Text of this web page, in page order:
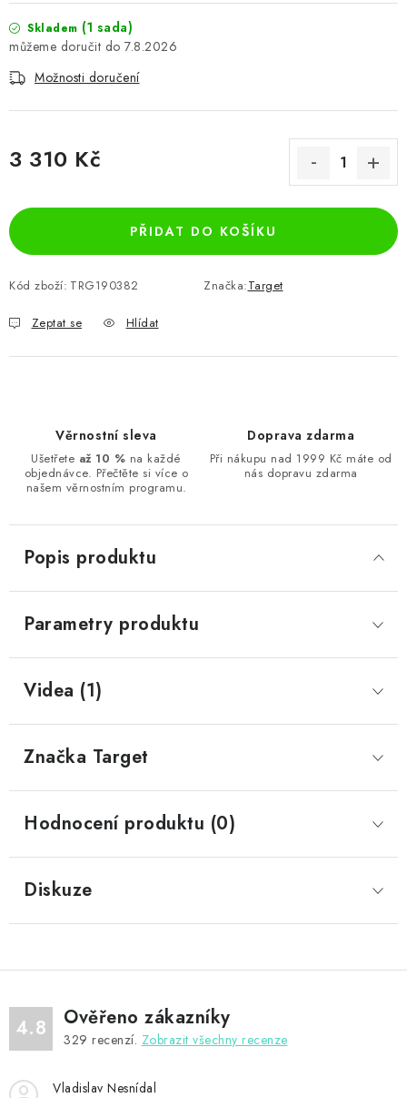
Skladem (1 sada)
7.8.2026
Možnosti doručení
3 310 Kč
PŘIDAT DO KOŠÍKU
Kód zboží: TRG190382 Značka:Target
Zeptat se Hlídat
Věrnostní sleva
Ušetřete až 10 % na každé
objednávce. Přečtěte si více o
našem věrnostním programu.
Doprava zdarma
Při nákupu nad 1999 Kč máte od
nás dopravu zdarma
Popis produktu
Parametry produktu
Videa (1)
Značka Target
Hodnocení produktu (0)
Diskuze
4.8 Ověřeno zákazníky
329 recenzí. Zobrazit všechny recenze
Vladislav Nesnídal